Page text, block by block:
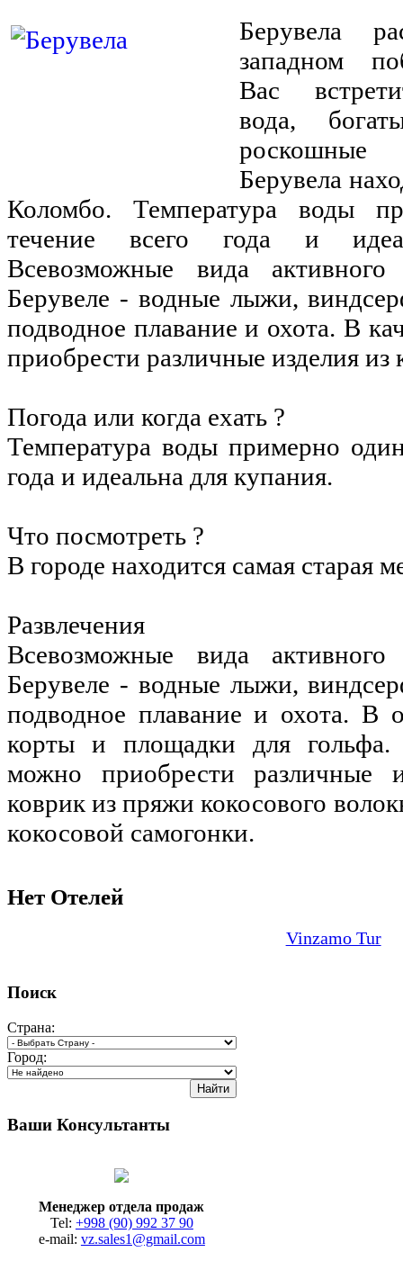
Берувела
западном
Вас
вода,
роскошные
Берувела
Коломбо. Температура воды
течение всего года и
Всевозможные вида
Берувеле - водные лыжи,
подводное плавание и охота. В
приобрести различные изделия из
Погода или когда ехать ?
Температура воды примерно
года и идеальна для купания.
Что посмотреть ?
В городе находится самая старая
Развлечения
Всевозможные вида
Берувеле - водные лыжи,
подводное плавание и охота. В
корты и площадки для гольфа.
можно приобрести различные
коврик из пряжи кокосового
кокосовой самогонки.
Нет Отелей
Vinzamo Tur
Поиск
Страна:
Город:
Ваши Консультанты
Менеджер отдела продаж
Tel: +998 (90) 992 37 90
e-mail: vz.sales1@gmail.com